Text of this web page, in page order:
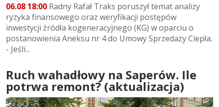
06.08 18:00 Radny Rafał Traks poruszył temat analizy
ryzyka finansowego oraz weryfikacji postępów
inwestycji źródła kogeneracyjnego (KG) w oparciu o
postanowienia Aneksu nr 4 do Umowy Sprzedaży Ciepła.
- Jeśli...
Ruch wahadłowy na Saperów. Ile
potrwa remont? (aktualizacja)